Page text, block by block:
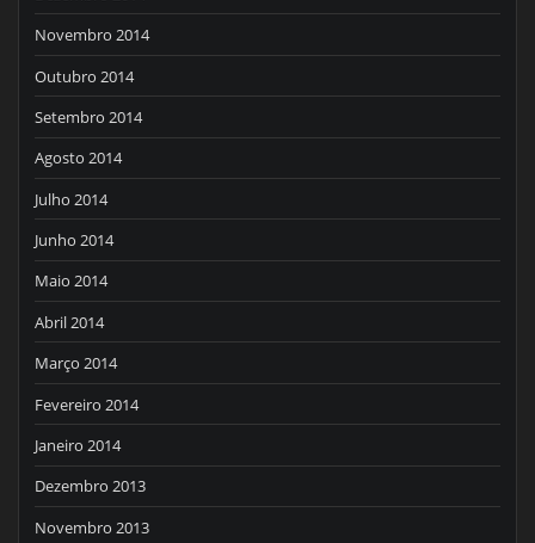
Novembro 2014
Outubro 2014
Setembro 2014
Agosto 2014
Julho 2014
Junho 2014
Maio 2014
Abril 2014
Março 2014
Fevereiro 2014
Janeiro 2014
Dezembro 2013
Novembro 2013